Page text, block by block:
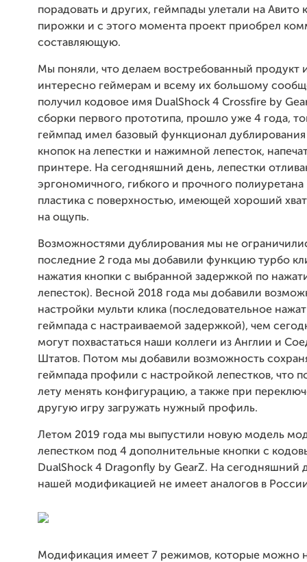
порадовать и других, геймпады улетали на Авито
пирожки и с этого момента проект приобрел
составляющую.
Мы поняли, что делаем востребованный продукт
интересно геймерам и всему их большому
получил кодовое имя DualShock 4 Crossfire by
сборки первого прототипа, прошло уже 4 года,
геймпад имел базовый функционал
кнопок на лепестки и нажимной лепесток,
принтере. На сегодняшний день, лепестки
эргономичного, гибкого и прочного полиуретана
пластика с поверхностью, имеющей хороший
на ощупь.
Возможностями дублирования мы не
последние 2 года мы добавили функцию турбо
нажатия кнопки с выбранной задержкой по
лепесток). Весной 2018 года мы добавили
настройки мульти клика (последовательное
геймпада с настраиваемой задержкой), чем
могут похвастаться наши коллеги из Англии и
Штатов. Потом мы добавили возможность
геймпада профили c настройкой лепестков, что
лету менять конфигурацию, а также при
другую игру загружать нужный профиль.
Летом 2019 года мы выпустили новую модель
лепестком под 4 дополнительные кнопки с
DualShock 4 Dragonfly by GearZ. На сегодняшний
нашей модификацией не имеет аналогов в
Модификация имеет 7 режимов, которые можно